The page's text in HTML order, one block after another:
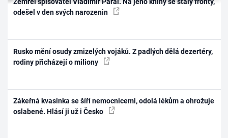
odešel v den svých narozenin
Rusko mění osudy zmizelých vojáků. Z padlých dělá dezertéry,
rodiny přicházejí o miliony
Zákeřná kvasinka se šíří nemocnicemi, odolá lékům a ohrožuje
oslabené. Hlásí ji už i Česko